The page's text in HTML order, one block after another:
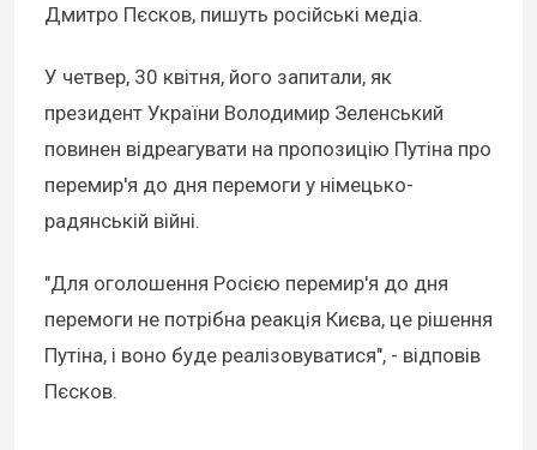
Дмитро Пєсков, пишуть російські медіа.
У четвер, 30 квітня, його запитали, як
президент України Володимир Зеленський
повинен відреагувати на пропозицію Путіна про
перемир'я до дня перемоги у німецько-
радянській війні.
"Для оголошення Росією перемир'я до дня
перемоги не потрібна реакція Києва, це рішення
Путіна, і воно буде реалізовуватися", - відповів
Пєсков.